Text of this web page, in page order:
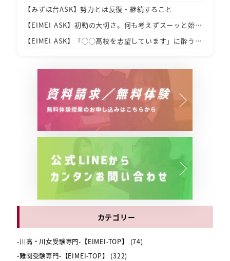
【みずほ台ASK】努力とは反復・継続すること
【EIMEI ASK】初動の大切さ。何も考えずスーッと始…
【EIMEI ASK】「◯◯高校を志望しています」に酔う…
カテゴリー
-川高・川女受験専門-【EIMEI-TOP】
(74)
-難関受験専門-【EIMEI-TOP】
(322)